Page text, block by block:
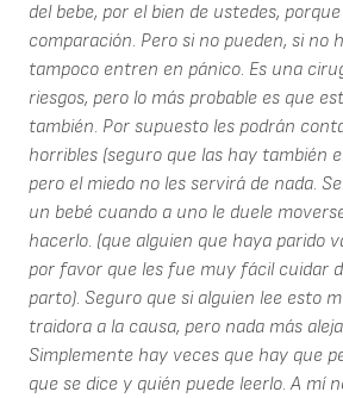
del bebe, por el bien de ustedes,
comparación. Pero si no pueden, si no
tampoco entren en pánico. Es una
riesgos, pero lo más probable es que
también. Por supuesto les podrán
horribles (seguro que las hay también
pero el miedo no les servirá de nada.
un bebé cuando a uno le duele
hacerlo. (que alguien que haya parido
por favor que les fue muy fácil cuidar
parto). Seguro que si alguien lee esto
traidora a la causa, pero nada más
Simplemente hay veces que hay que
que se dice y quién puede leerlo. A mí